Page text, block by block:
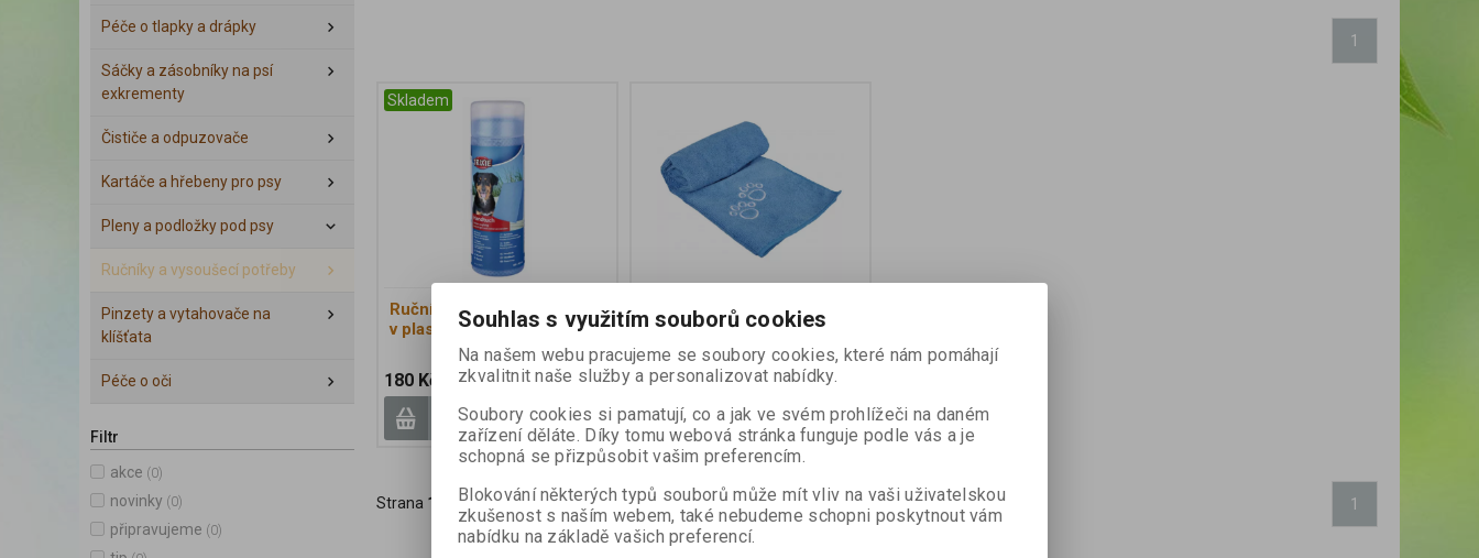
Péče o tlapky a drápky
Sáčky a zásobníky na psí
exkrementy
Čističe a odpuzovače
Kartáče a hřebeny pro psy
Pleny a podložky pod psy
Ručníky a vysoušecí potřeby
Pinzety a vytahovače na
klíšťata
Péče o oči
Filtr
akce (0)
novinky (0)
připravujeme (0)
1
Skladem
Ručník s vysokou absorbcí
v plastovém obalu
180 Kč
Koupit
TOP- FIX supersavý ručník
95 Kč
Koupit
Strana 1 1Celkem2 záznamů 1
Souhlas s využitím souborů cookies
Na našem webu pracujeme se soubory cookies, které nám pomáhají
zkvalitnit naše služby a personalizovat nabídky.
Soubory cookies si pamatují, co a jak ve svém prohlížeči na daném
zařízení děláte. Díky tomu webová stránka funguje podle vás a je
schopná se přizpůsobit vašim preferencím.
Blokování některých typů souborů může mít vliv na vaši uživatelskou
zkušenost s naším webem, také nebudeme schopni poskytnout vám
nabídku na základě vašich preferencí.